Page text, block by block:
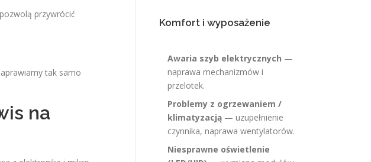
przywrócić
tak samo
na
Komfort i wyposażenie
Awaria szyb elektrycznych —
naprawa mechanizmów i
przelotek.
Problemy z ogrzewaniem /
klimatyzacją — uzupełnienie
czynnika, naprawa wentylatorów.
Niesprawne oświetlenie